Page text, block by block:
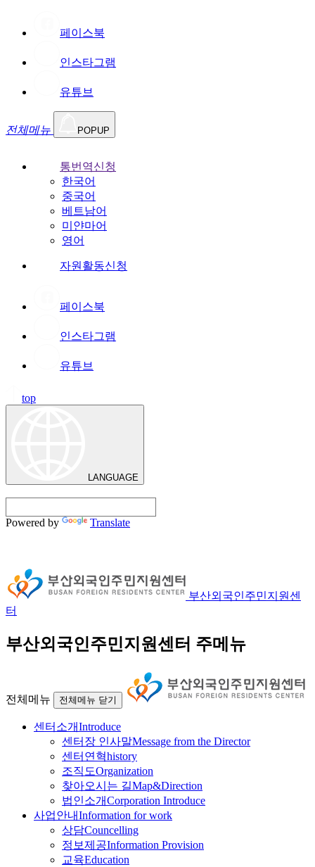
페이스북
인스타그램
유튜브
전체메뉴 POPUP
통번역신청
한국어
중국어
베트남어
미얀마어
영어
자원활동신청
페이스북
인스타그램
유튜브
top
LANGUAGE
Powered by Translate
부산외국인주민지원센
터
부산외국인주민지원센터 주메뉴
전체메뉴 전체메뉴 닫기
센터소개Introduce
센터장 인사말Message from the Director
센터연혁history
조직도Organization
찾아오시는 길Map&Direction
법인소개Corporation Introduce
사업안내Information for work
상담Councelling
정보제공Information Provision
교육Education